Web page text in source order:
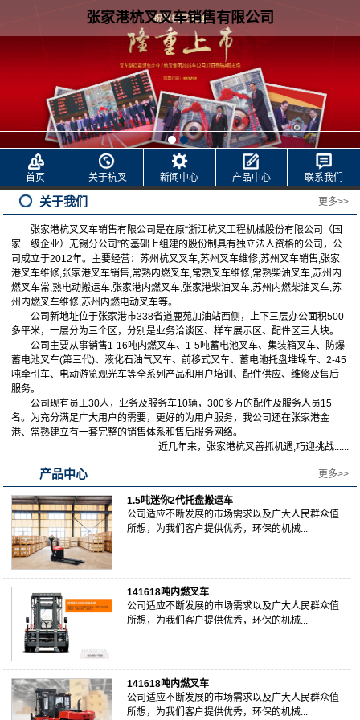
张家港杭叉叉车销售有限公司
首页 关于杭叉 新闻中心 产品中心 联系我们
更多>>
关于我们
张家港杭叉叉车销售有限公司是在原“浙江杭叉工程机械股份有限公司（国
家一级企业）无锡分公司”的基础上组建的股份制具有独立法人资格的公司，公
司成立于2012年。主要经营： 苏州杭叉叉车,苏州叉车维修,苏州叉车销售,张家
港叉车维修,张家港叉车销售,常熟内燃叉车,常熟叉车维修,常熟柴油叉车,苏州内
燃叉车常,熟电动搬运车,张家港内燃叉车,张家港柴油叉车,苏州内燃柴油叉车,苏
州内燃叉车维修,苏州内燃电动叉车等。
公司新地址位于张家港市338省道鹿苑加油站西侧，上下三层办公面积500
多平米，一层分为三个区，分别是业务洽谈区、样车展示区、配件区三大块。
公司主要从事销售1-16吨内燃叉车、1-5吨蓄电池叉车、集装箱叉车、防爆
蓄电池叉车(第三代)、液化石油气叉车、前移式叉车、蓄电池托盘堆垛车、2-45
吨牵引车、电动游览观光车等全系列产品和用户培训、配件供应、维修及售后
服务。
公司现有员工30人，业务及服务车10辆，300多万的配件及服务人员15
名。为充分满足广大用户的需要，更好的为用户服务，我公司还在张家港金
港、常熟建立有一套完整的销售体系和售后服务网络。
近几年来，张家港杭叉善抓机遇,巧迎挑战......
产品中心 更多>>
1.5吨迷你2代托盘搬运车
公司适应不断发展的市场需求以及广大人民群众值
所想，为我们客户提供优秀，环保的机械...
141618吨内燃叉车
公司适应不断发展的市场需求以及广大人民群众值
所想，为我们客户提供优秀，环保的机械...
141618吨内燃叉车
公司适应不断发展的市场需求以及广大人民群众值
所想，为我们客户提供优秀，环保的机械...